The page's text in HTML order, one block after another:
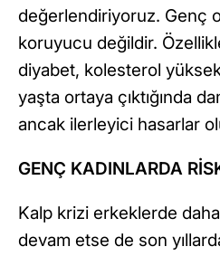
değerlendiriyoruz. Genç
koruyucu değildir.
diyabet, kolesterol
yaşta ortaya çıktığında
ancak ilerleyici hasarlar
GENÇ KADINLARDA
Kalp krizi erkeklerde
devam etse de son